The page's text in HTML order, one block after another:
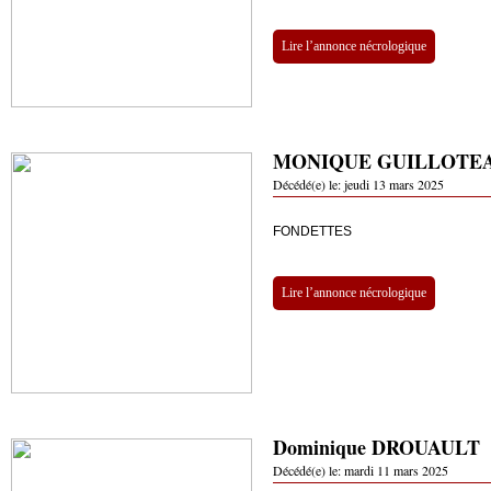
Lire l’annonce nécrologique
MONIQUE
Décédé(e) le:jeudi 13 mars 2025
FONDETTES
Lire l’annonce nécrologique
Dominique DROUAULT
Décédé(e) le:mardi 11 mars 2025